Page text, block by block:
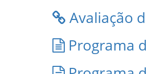
Avaliação
Programa